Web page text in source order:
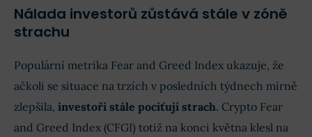
Nálada investorů zůstává stále v zóně
strachu
Populární metrika Fear and Greed Index ukazuje, že
ačkoli se situace na trzích v posledních týdnech mírně
zlepšila, investoři stále pociťují strach. Crypto Fear
and Greed Index (CFGI) totiž na konci května klesl na